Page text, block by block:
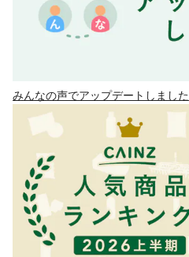
みんなの声でアップデートしました